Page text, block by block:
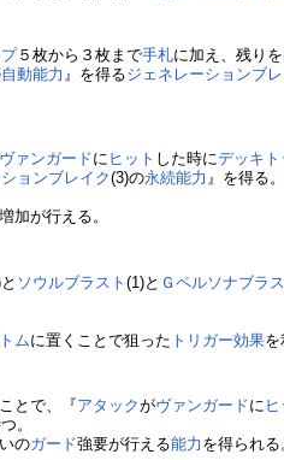
５枚から３枚まで手札に加え、残りを
自動能力 』を得るジェネレーションブ
ヴァンガードに ヒット した時にデッキト
ョンブレイク(3)の永続能力 』を得る。
加が行える。
ソウルブラスト(1)と Ｇペルソナブラ
ムに置くことで狙った トリガー効果を
とで、『アタックがヴァンガードに ヒ
。
のガード強要が行える能力 を得られる